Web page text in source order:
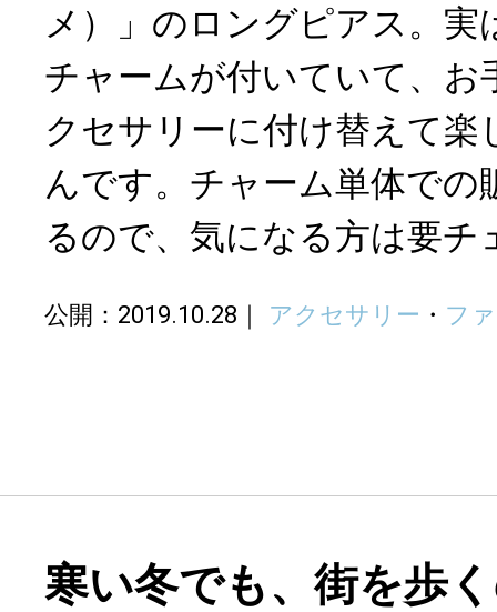
メ）」のロングピアス。実
チャームが付いていて、お
クセサリーに付け替えて楽
んです。チャーム単体での
るので、気になる方は要チ
公開：2019.10.28 アクセサリー ・ フ
寒い冬でも、街を歩